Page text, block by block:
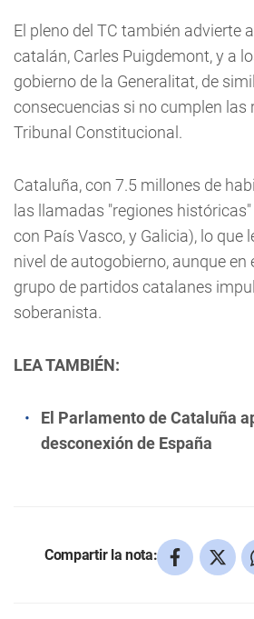
El pleno del TC también advierte
catalán, Carles Puigdemont, y a
gobierno de la Generalitat, de
consecuencias si no cumplen las
Tribunal Constitucional.
Cataluña, con 7.5 millones de
las llamadas "regiones
con País Vasco, y Galicia), lo que
nivel de autogobierno, aunque en
grupo de partidos catalanes
soberanista.
LEA TAMBIÉN:
El Parlamento de Cataluña
desconexión de España
Compartir la nota: